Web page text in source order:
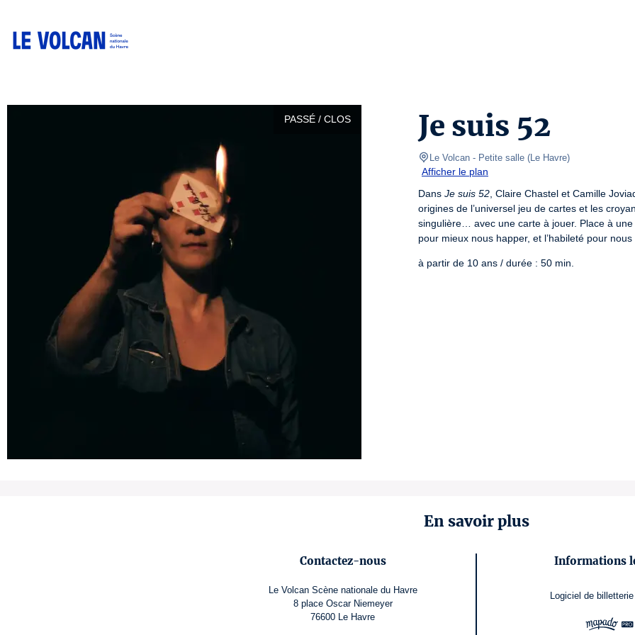
PASSÉ / CLOS Je suis 52
Le Volcan - Petite salle (Le Havre)
Afficher le plan
Dans Je suis 52 , Claire Chastel et Camille
origines de l’universel jeu de cartes et les
singulière… avec une carte à jouer. Place à
pour mieux nous happer, et l’habileté pour
à partir de 10 ans / durée : 50 min.
En savoir plus
Contactez-nous
Le Volcan Scène nationale du Havre
8 place Oscar Niemeyer
76600 Le Havre
Informations
Logiciel de billetterie